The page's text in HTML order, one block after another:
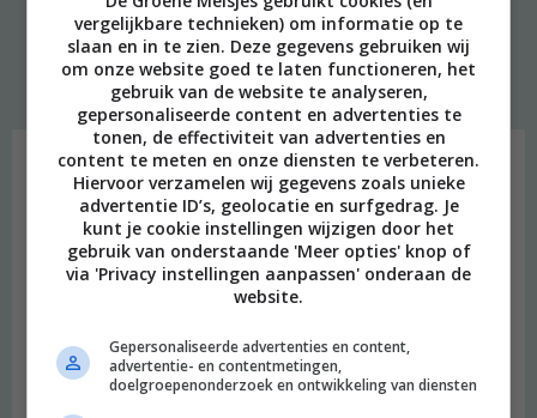
« PREVIOUS PAGE| NEXT PAGE »
Welkom
vergelijkbare technieken) om informatie op te
slaan en in te zien. Deze gegevens gebruiken wij
om onze website goed te laten functioneren, het
gebruik van de website te analyseren,
gepersonaliseerde content en advertenties te
tonen, de effectiviteit van advertenties en
content te meten en onze diensten te verbeteren.
Hiervoor verzamelen wij gegevens zoals unieke
advertentie ID’s, geolocatie en surfgedrag. Je
kunt je cookie instellingen wijzigen door het
gebruik van onderstaande 'Meer opties' knop of
via 'Privacy instellingen aanpassen' onderaan de
website.
Gepersonaliseerde advertenties en content,
advertentie- en contentmetingen,
doelgroepenonderzoek en ontwikkeling van diensten